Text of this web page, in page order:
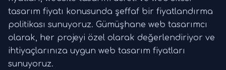
tasarım fiyatı konusunda şeffaf bir fiyatlandırma
politikası sunuyoruz. Gümüşhane web tasarımcı
olarak, her projeyi özel olarak değerlendiriyor ve
ihtiyaçlarınıza uygun web tasarım fiyatları
sunuyoruz.